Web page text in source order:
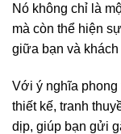
Nó không chỉ là
mà còn thể hiện
giữa bạn và
Với ý nghĩa phong
thiết kế, tranh
dịp, giúp bạn gửi